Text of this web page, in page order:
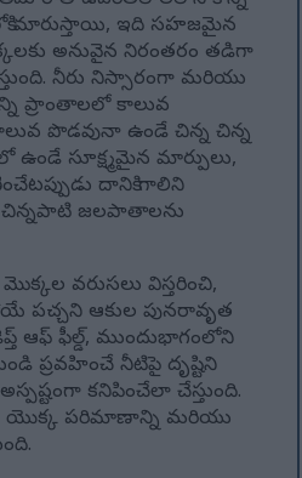
మారుస్తాయి, ఇది సహజమైన
అనువైన నిరంతరం తడిగా
నీరు నిస్సారంగా మరియు
ప్రాంతాలలో కాలువ
పొడవునా ఉండే చిన్న చిన్న
సూక్ష్మమైన మార్పులు,
దానికి గాలిని
జలపాతాలను
వరుసలు విస్తరించి,
పచ్చని ఆకుల పునరావృత
ఆఫ్ ఫీల్డ్, ముందుభాగంలోని
ప్రవహించే నీటిపై దృష్టిని
కనిపించేలా చేస్తుంది.
యొక్క పరిమాణాన్ని మరియు